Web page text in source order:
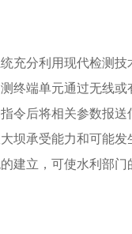
充分利用现代检测技
终端单元通过无线
令后将相关参数报
坝承受能力和可能
建立，可使水利部